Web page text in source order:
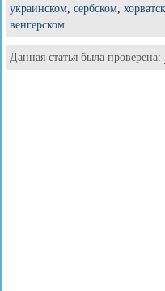
украинском, сербском,
венгерском
Данная статья была проверена: